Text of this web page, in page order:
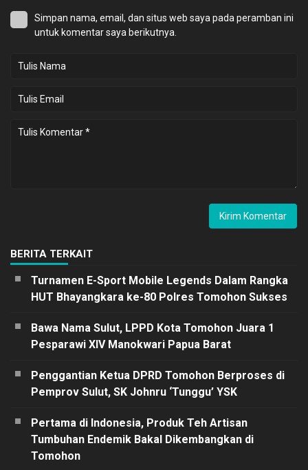
Simpan nama, email, dan situs web saya pada peramban ini
untuk komentar saya berikutnya.
BERITA TERKAIT
Turnamen E-Sport Mobile Legends Dalam Rangka
HUT Bhayangkara ke-80 Polres Tomohon Sukses
Bawa Nama Sulut, LPPD Kota Tomohon Juara 1
Pesparawi XIV Manokwari Papua Barat
Penggantian Ketua DPRD Tomohon Berproses di
Pemprov Sulut, SK Johnru ‘Tunggu’ YSK
Pertama di Indonesia, Produk Teh Artisan
Tumbuhan Endemik Bakal Dikembangkan di
Tomohon